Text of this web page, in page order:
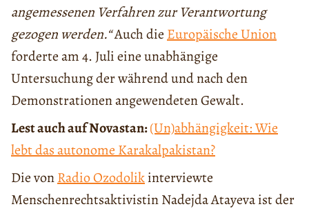
angemessenen Verfahren zur Verantwortung
gezogen werden.“Auch die Europäische Union
forderte am 4. Juli eine unabhängige
Untersuchung der während und nach den
Demonstrationen angewendeten Gewalt.
Lest auch auf Novastan:(Un)abhängigkeit: Wie
lebt das autonome Karakalpakistan?
Die vonRadio Ozodolikinterviewte
Menschenrechtsaktivistin Nadejda Atayeva ist der